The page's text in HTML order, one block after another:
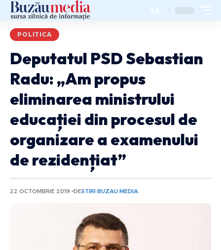
Aa
POLITICA
Deputatul PSD Sebastian
Radu: „Am propus
eliminarea ministrului
educației din procesul de
organizare a examenului
de rezidențiat”
22 OCTOMBRIE 2019 DESTIRI BUZAU MEDIA